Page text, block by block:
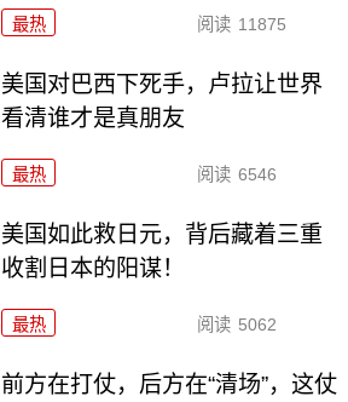
最热 阅读 11875
美国对巴西下死手，卢拉让世界
看清谁才是真朋友
最热 阅读 6546
美国如此救日元，背后藏着三重
收割日本的阳谋！
最热 阅读 5062
前方在打仗，后方在“清场”，这仗